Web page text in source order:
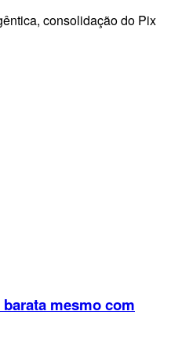
consolidação do Pix
mesmo com